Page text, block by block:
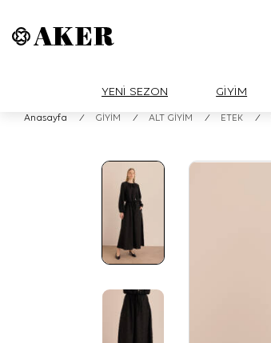
YENİ SEZON GİYİM
Anasayfa / GİYİM / ALT GİYİM / ETEK /